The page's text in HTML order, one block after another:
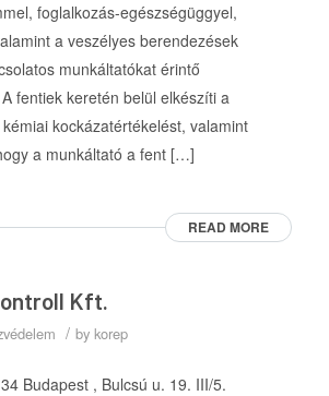
foglalkozás-egészségüggyel,
a veszélyes berendezések
munkáltatókat érintő
fentiek keretén belül elkészíti a
kockázatértékelést, valamint
a munkáltató a fent […]
READ MORE
Kft.
/ by korep
Budapest , Bulcsú u. 19. III/5.